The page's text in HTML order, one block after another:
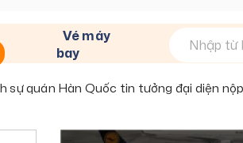
Vé máy
bay
sự quán Hàn Quốc tin tưởng đại diện